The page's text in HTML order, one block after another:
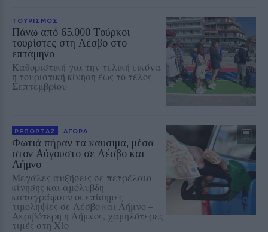
ΤΟΥΡΙΣΜΟΣ
Πάνω από 65.000 Τούρκοι
τουρίστες στη Λέσβο στο
επτάμηνο
Καθοριστική για την τελική εικόνα
η τουριστική κίνηση έως το τέλος
Σεπτεμβρίου
ΡΕΠΟΡΤΑΖ ΑΓΟΡΑ
Φωτιά πήραν τα καυσιμα, μέσα
στον Αύγουστο σε Λέσβο και
Λήμνο
Μεγάλες αυξήσεις σε πετρέλαιο
κίνησης και αμόλυβδη
καταγράφουν οι επίσημες
τιμοληψίες σε Λέσβο και Λήμνο –
Ακριβότερη η Λήμνος, χαμηλότερες
τιμές στη Χίο